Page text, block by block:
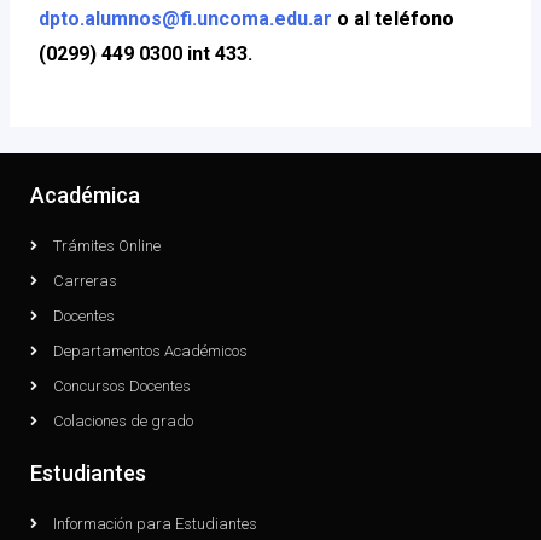
dpto.alumnos@fi.uncoma.edu.ar o al teléfono
(0299) 449 0300 int 433.
Académica
Trámites Online
Carreras
Docentes
Departamentos Académicos
Concursos Docentes
Colaciones de grado
Estudiantes
Información para Estudiantes